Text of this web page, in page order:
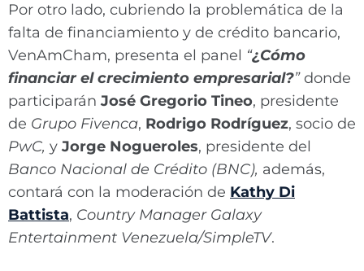
Por otro lado, cubriendo la problemática de la
falta de financiamiento y de crédito bancario,
VenAmCham, presenta el panel “¿Cómo
financiar el crecimiento empresarial?”donde
participarán José Gregorio Tineo, presidente
de Grupo Fivenca, Rodrigo Rodríguez, socio de
PwC, y Jorge Nogueroles, presidente del
Banco Nacional de Crédito (BNC), además,
contará con la moderación de Kathy Di
Battista, Country Manager Galaxy
Entertainment Venezuela/SimpleTV.